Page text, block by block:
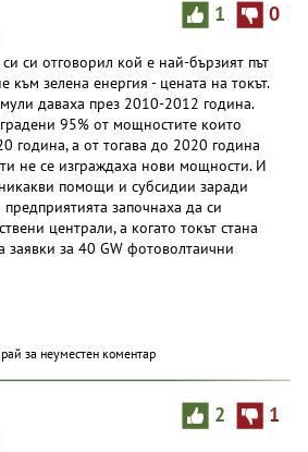
1 0
си отговорил кой е най-бързият път
към зелена енергия - цената на токът.
даваха през 2010-2012 година.
95% от мощностите които
година, а от тогава до 2020 година
не се изграждаха нови мощности. И
помощи и субсидии заради
започнаха да си
централи, а когато токът стана
заявки за 40 GW фотоволтаични
за неуместен коментар
2 1